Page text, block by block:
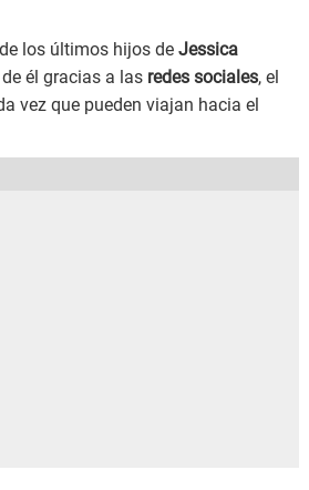
los últimos hijos de Jessica
él gracias a las redes sociales, el
vez que pueden viajan hacia el